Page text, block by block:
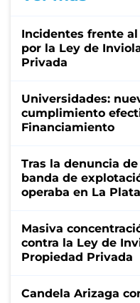
Incidentes frente
por la Ley de
Privada
Universidades:
cumplimiento
Financiamiento
Tras la denuncia
banda de
operaba en La
Masiva
contra la Ley de
Propiedad Privada
Candela Arizaga